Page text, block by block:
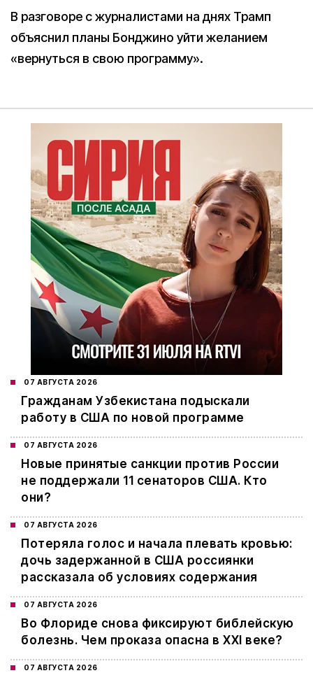
В разговоре с журналистами на днях Трамп
объяснил планы Бонджино уйти желанием
«вернуться в свою программу».
07 АВГУСТА 2026
Гражданам Узбекистана подыскали
работу в США по новой программе
07 АВГУСТА 2026
Новые принятые санкции против России
не поддержали 11 сенаторов США. Кто
они?
07 АВГУСТА 2026
Потеряла голос и начала плевать кровью:
дочь задержанной в США россиянки
рассказала об условиях содержания
07 АВГУСТА 2026
Во Флориде снова фиксируют библейскую
болезнь. Чем проказа опасна в XXI веке?
07 АВГУСТА 2026